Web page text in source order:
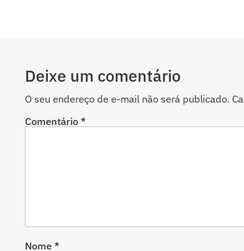
Deixe um comentário
O seu endereço de e-mail não será publicado.
Comentário*
Nome*